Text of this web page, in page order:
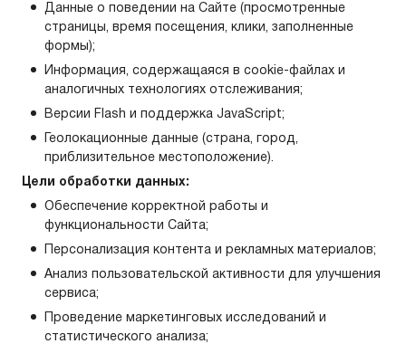
Данные о поведении на Сайте (просмотренные
страницы, время посещения, клики, заполненные
формы);
Информация, содержащаяся в cookie-файлах и
аналогичных технологиях отслеживания;
Версии Flash и поддержка JavaScript;
Геолокационные данные (страна, город,
приблизительное местоположение).
Цели обработки данных:
Обеспечение корректной работы и
функциональности Сайта;
Персонализация контента и рекламных материалов;
Анализ пользовательской активности для улучшения
сервиса;
Проведение маркетинговых исследований и
статистического анализа;